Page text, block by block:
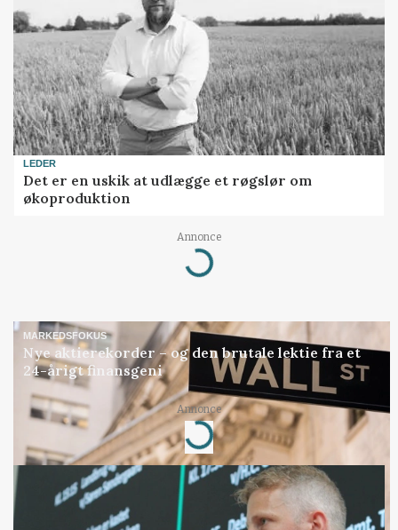
LEDER
Det er en uskik at udlægge et røgslør om
økoproduktion
Annonce
Loading...
MARKEDSFOKUS
Nye aktierekorder – og den brutale lektie fra et
24-årigt finansgeni
Annonce
Loading...